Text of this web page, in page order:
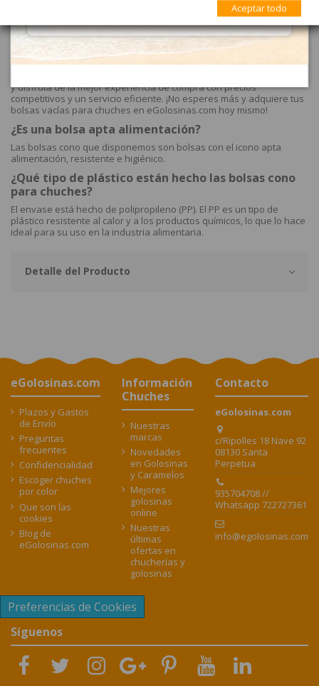
¿Dónde comprar Bolsas vacías para chuches?
Si estás buscando bolsas vacías para chuches de alta calidad y al
mejor precio, no busques más. En eGolosinas.com encontrarás una
amplia variedad de bolsas para tus necesidades. Además, ofrecen
y disfruta de la mejor experiencia de compra con precios
competitivos y un servicio eficiente. ¡No esperes más y adquiere tus
bolsas vacías para chuches en eGolosinas.com hoy mismo!
¿Es una bolsa apta alimentación?
Las bolsas cono que disponemos son bolsas con el icono apta
alimentación, resistente e higiénico.
¿Qué tipo de plástico están hecho las bolsas cono
para chuches?
El envase está hecho de polipropileno (PP). El PP es un tipo de
plástico resistente al calor y a los productos químicos, lo que lo hace
ideal para su uso en la industria alimentaria.
Detalle del Producto
eGolosinas.com
Plazos y Gastos
de Envío
Preguntas
frecuentes
Confidencialidad
Escoger chuches
por color
Que son las
cookies
Blog de
eGolosinas.com
Información
Chuches
Nuestras
marcas
Novedades
en Golosinas
y Caramelos
Mejores
golosinas
online
Nuestras
últimas
ofertas en
chucherías y
golosinas
Contacto
eGolosinas.com
c/Ripolles 18 Nave 92
08130 Santa
Perpetua
935704708 //
Whatsapp 722727361
info@egolosinas.com
Preferencias de Cookies
Síguenos
Aceptar todo